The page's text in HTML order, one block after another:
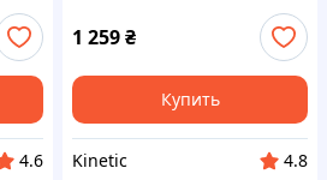
4.6
1 259₴
Купить
Kinetic
4.8